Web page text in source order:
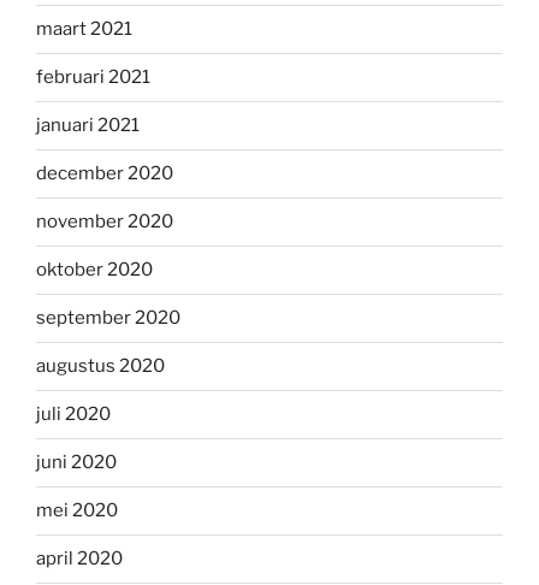
maart 2021
februari 2021
januari 2021
december 2020
november 2020
oktober 2020
september 2020
augustus 2020
juli 2020
juni 2020
mei 2020
april 2020